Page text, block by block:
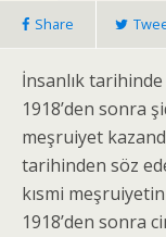
Share
İnsanlık
1918’den sonra
meşruiyet
tarihinden söz
kısmi
1918’den sonra